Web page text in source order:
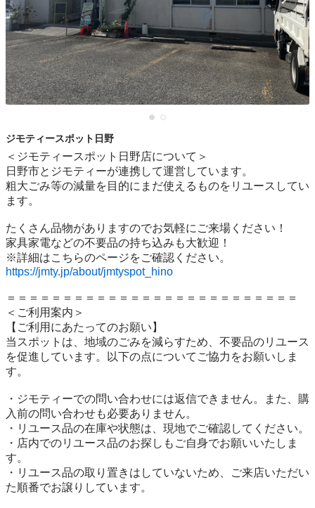
ジモティースポット日野
＜ジモティースポット日野店について＞
日野市とジモティーが連携して運営しています。
粗⼤ごみ等の減量を⽬的にまだ使えるものをリユースしてい
ます。
たくさん品物がありますのでお気軽にご来場ください！
家具家電などの不要品の持ち込みも大歓迎！
https://jmty.jp/about/jmtyspot_hino
＝＝＝＝＝＝＝＝＝＝＝＝＝＝＝＝＝＝＝＝＝＝＝＝＝＝
＜ご利用案内＞
【ご利用にあたってのお願い】
当スポットは、地域のごみを減らすため、不要品のリユース
を促進しています。以下の点についてご協力をお願いしま
す。
・ジモティーでの問い合わせには返信できません。また、購
入前の問い合わせも必要ありません。
・リユース品の在庫や状態は、現地でご確認してください。
・店内でのリユース品のお探しもご自身でお願いいたしま
す。
・リユース品の取り置きはしていないため、ご来店いただい
た順番でお譲りしています。